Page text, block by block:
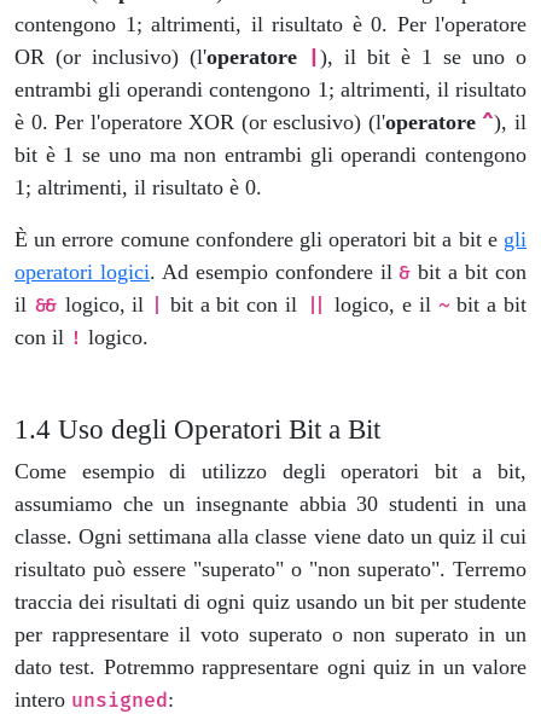
contengono 1; altrimenti, il risultato è 0. Per l'operatore
OR (or inclusivo) (l'operatore
), il bit è 1 se uno o
entrambi gli operandi contengono 1; altrimenti, il risultato
è 0. Per l'operatore XOR (or esclusivo) (l'operatore ^), il
bit è 1 se uno ma non entrambi gli operandi contengono
1; altrimenti, il risultato è 0.
È un errore comune confondere gli operatori bit a bit e gli
operatori logici. Ad esempio confondere il& bit a bit con
il && logico, il bit a bit con il logico, e il ~ bit a bit
con il ! logico.
Uso degli Operatori Bit a Bit
Come esempio di utilizzo degli operatori bit a bit,
assumiamo che un insegnante abbia 30 studenti in una
classe. Ogni settimana alla classe viene dato un quiz il cui
risultato può essere "superato" o "non superato". Terremo
traccia dei risultati di ogni quiz usando un bit per studente
per rappresentare il voto superato o non superato in un
dato test. Potremmo rappresentare ogni quiz in un valore
intero unsigned: